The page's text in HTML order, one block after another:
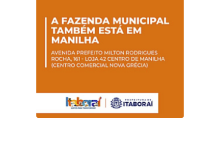
Magalhães Seabra